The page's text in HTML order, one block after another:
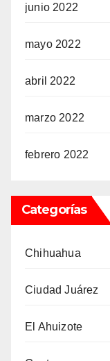
junio 2022
mayo 2022
abril 2022
marzo 2022
febrero 2022
Categorías
Chihuahua
Ciudad Juárez
El Ahuizote